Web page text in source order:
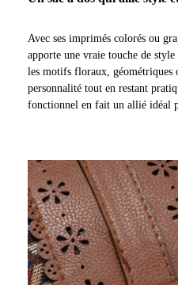
Avec ses imprimés colorés ou
apporte une vraie touche de
les motifs floraux,
personnalité tout en restant
fonctionnel en fait un allié idéal